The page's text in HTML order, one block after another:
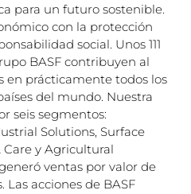
para un futuro sostenible.
con la protección
social. Unos 111
BASF contribuyen al
en prácticamente todos los
del mundo. Nuestra
seis segmentos:
Solutions, Surface
y Agricultural
ventas por valor de
acciones de BASF